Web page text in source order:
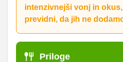
intenzivnejši vonj in
previdni, da jih ne
Priloge